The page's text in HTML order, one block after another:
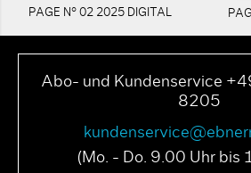
PAGE N° 02 2025 DIGITAL
Abo- und Kundenservice
8205
(Mo. - Do. 9.00 Uhr bis